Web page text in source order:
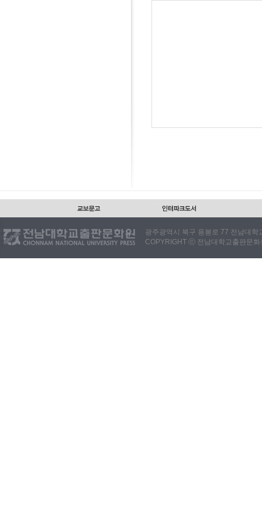
광주광역시 북구 용봉로 77 전남대
COPYRIGHT ⓒ 전남대학교출판문